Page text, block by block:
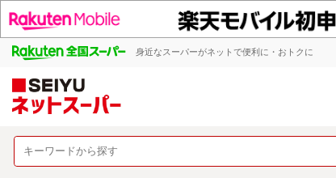
身近なスーパーがネットで便利に・おトクに